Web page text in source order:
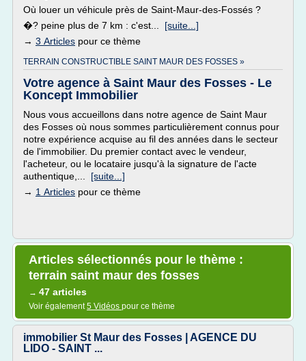
Où louer un véhicule près de Saint-Maur-des-Fossés ?
�? peine plus de 7 km : c'est... [suite...]
→ 3 Articles pour ce thème
TERRAIN CONSTRUCTIBLE SAINT MAUR DES FOSSES »
Votre agence à Saint Maur des Fosses - Le
Koncept Immobilier
Nous vous accueillons dans notre agence de Saint Maur
des Fosses où nous sommes particulièrement connus pour
notre expérience acquise au fil des années dans le secteur
de l'immobilier. Du premier contact avec le vendeur,
l'acheteur, ou le locataire jusqu'à la signature de l'acte
authentique,... [suite...]
→ 1 Articles pour ce thème
Articles sélectionnés pour le thème :
terrain saint maur des fosses
→ 47 articles
Voir également5 Vidéos pour ce thème
immobilier St Maur des Fosses | AGENCE DU
LIDO - SAINT ...